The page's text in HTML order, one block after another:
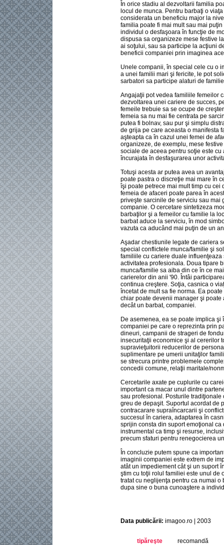
În orice stadiu al dezvoltarii familia
locul de munca. Pentru barbaţi o
considerata un beneficiu major la
familia poate fi mai mult sau mai
individul o desfaşoara în funcţie de
dispusa sa organizeze mese festive
ai soţului, sau sa participe la acţiuni
beneficii companiei prin imaginea
Unele companii, în special cele cu o
a unei familii mari şi fericite, le pot
sarbatori sa participe alaturi de
Angajaţii pot vedea familiile femeilor
dezvoltarea unei cariere de succes,
femeile trebuie sa se ocupe de
femeia sa nu mai fie centrata pe
putea fi bolnav, sau pur şi simplu
de grija pe care aceasta o manifesta
aşteapta ca în cazul unei femei de
organizeze, de exemplu, mese
sociale de aceea pentru soţie este cu
încurajata în desfaşurarea unor
Totuşi acesta ar putea avea un
poate pastra o discreţie mai mare în
îşi poate petrece mai mult timp cu cei
femeia de afaceri poate parea în
priveşte sarcinile de serviciu sau mai
companie. O cercetare sintetizeza
barbaţilor şi a femeilor cu familie la
barbat aduce la serviciu, în mod
vazuta ca aducând mai puţin de un
Aşadar chestiunile legate de cariera
special conflictele munca/familie şi
familiile cu cariere duale
activitatea profesionala. Doua tipare
munca/familie sa aiba din ce în ce
carierelor din anii '90. Întâi
continua creştere. Soţia, casnica o
încetat de mult sa fie norma. Ea
chiar poate devenii manager şi
decât un barbat, companiei.
De asemenea, ea se poate implica
companiei pe care o reprezinta prin
dineuri, campanii de strageri de
insecuritaţii economice şi al cererilor
supravieţuitorii reducerilor de
suplimentare pe umerii unitaţilor
se strecura printre problemele
concedii comune, relaţii maritale/
Cercetarile axate pe cuplurile cu
important ca macar unul dintre
sau profesional. Posturile
greu de depaşit. Suportul acordat de
contracarare supraîncarcarii şi
succesul în cariera, adaptarea în
sprijin consta din suport emoţional ca
instrumental ca timp şi resurse,
precum sfaturi pentru renegocierea
În concluzie putem spune ca
imaginii companiei este extrem de
atât un impediement cât şi un suport
ştim cu toţii rolul familiei este unul de
tratat cu neglijenţa pentru ca numai
dupa sine o buna cunoaştere a
Data publicării: imagoo.ro | 2003
tipăreşte recomandă